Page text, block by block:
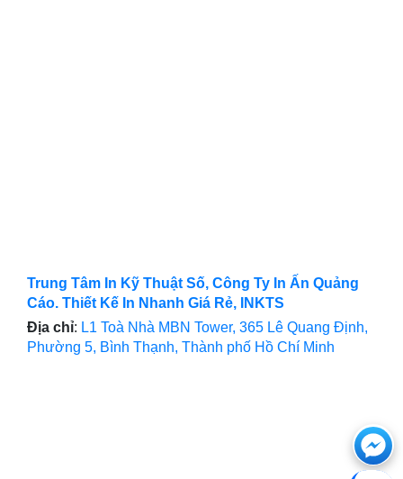
Trung Tâm In Kỹ Thuật Số, Công Ty In Ấn Quảng
Cáo. Thiết Kế In Nhanh Giá Rẻ, INKTS
Địa chỉ: L1 Toà Nhà MBN Tower, 365 Lê Quang Định,
Phường 5, Bình Thạnh, Thành phố Hồ Chí Minh